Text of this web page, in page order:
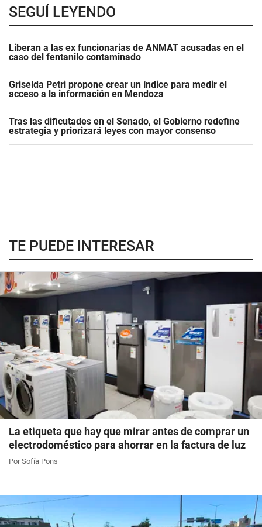
SEGUÍ LEYENDO
Liberan a las ex funcionarias de ANMAT acusadas en el
caso del fentanilo contaminado
Griselda Petri propone crear un índice para medir el
acceso a la información en Mendoza
Tras las dificutades en el Senado, el Gobierno redefine
estrategia y priorizará leyes con mayor consenso
TE PUEDE INTERESAR
La etiqueta que hay que mirar antes de comprar un
electrodoméstico para ahorrar en la factura de luz
Por Sofía Pons